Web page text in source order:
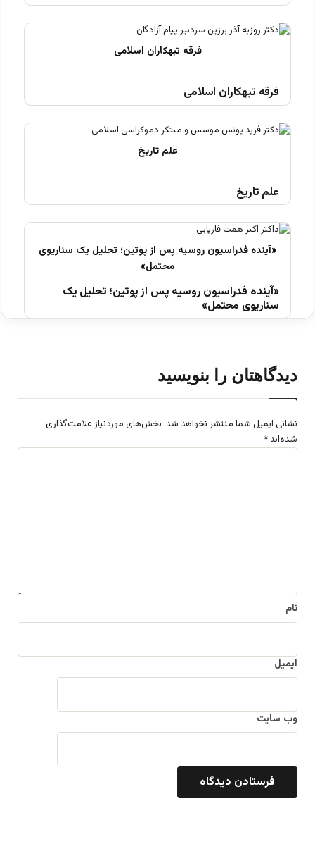
فرقه تبهکاران اسلامی
علم تاریخ
«آینده فدراسیون روسیه پس از پوتین؛ تحلیل یک
سناریوی محتمل»
دیدگاهتان را بنویسید
نشانی ایمیل شما منتشر نخواهد شد. بخش‌های موردنیاز علامت‌گذاری
شده‌اند *
نام
ایمیل
وب‌ سایت